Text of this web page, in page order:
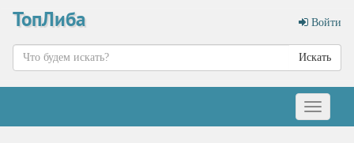
ТопЛиба Войти
Искать
Меню